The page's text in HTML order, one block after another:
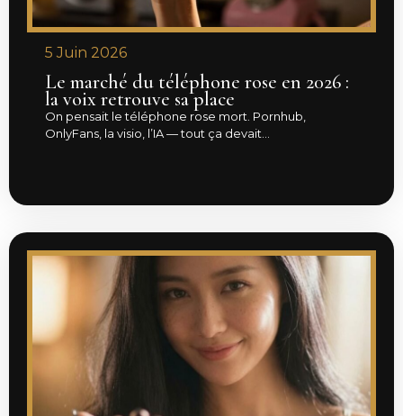
5 Juin 2026
Le marché du téléphone rose en 2026 :
la voix retrouve sa place
On pensait le téléphone rose mort. Pornhub,
OnlyFans, la visio, l’IA — tout ça devait...